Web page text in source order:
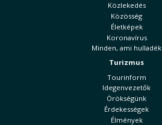
Közlekedés
Közösség
Életképek
Koronavírus
Minden, ami hulladék
Turizmus
Tourinform
Idegenvezetők
Örökségünk
Érdekességek
Élmények